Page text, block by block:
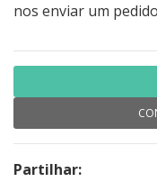
nos enviar um
Partilhar: